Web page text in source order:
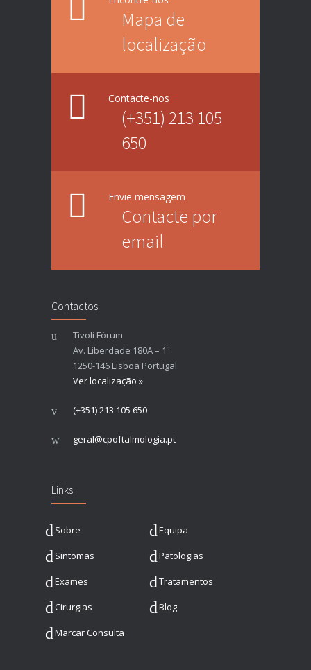
Mapa de
localização
Contacte-nos
(+351) 213 105
650
Envie mensagem
Contacte por
email
Contactos
Tivoli Fórum
Av. Liberdade 180A – 1º
1250-146 Lisboa Portugal
Ver localização »
(+351) 213 105 650
geral@cpoftalmologia.pt
Links
Sobre Equipa
Sintomas Patologias
Exames Tratamentos
Cirurgias Blog
Marcar Consulta